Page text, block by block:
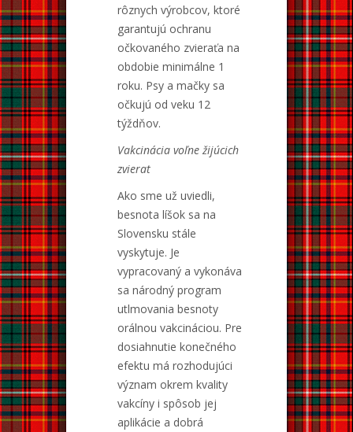
rôznych výrobcov, ktoré
garantujú ochranu
očkovaného zvieraťa na
obdobie minimálne 1
roku. Psy a mačky sa
očkujú od veku 12
týždňov.
Vakcinácia voľne žijúcich
zvierat
Ako sme už uviedli,
besnota líšok sa na
Slovensku stále
vyskytuje. Je
vypracovaný a vykonáva
sa národný program
utlmovania besnoty
orálnou vakcináciou. Pre
dosiahnutie konečného
efektu má rozhodujúci
význam okrem kvality
vakcíny i spôsob jej
aplikácie a dobrá